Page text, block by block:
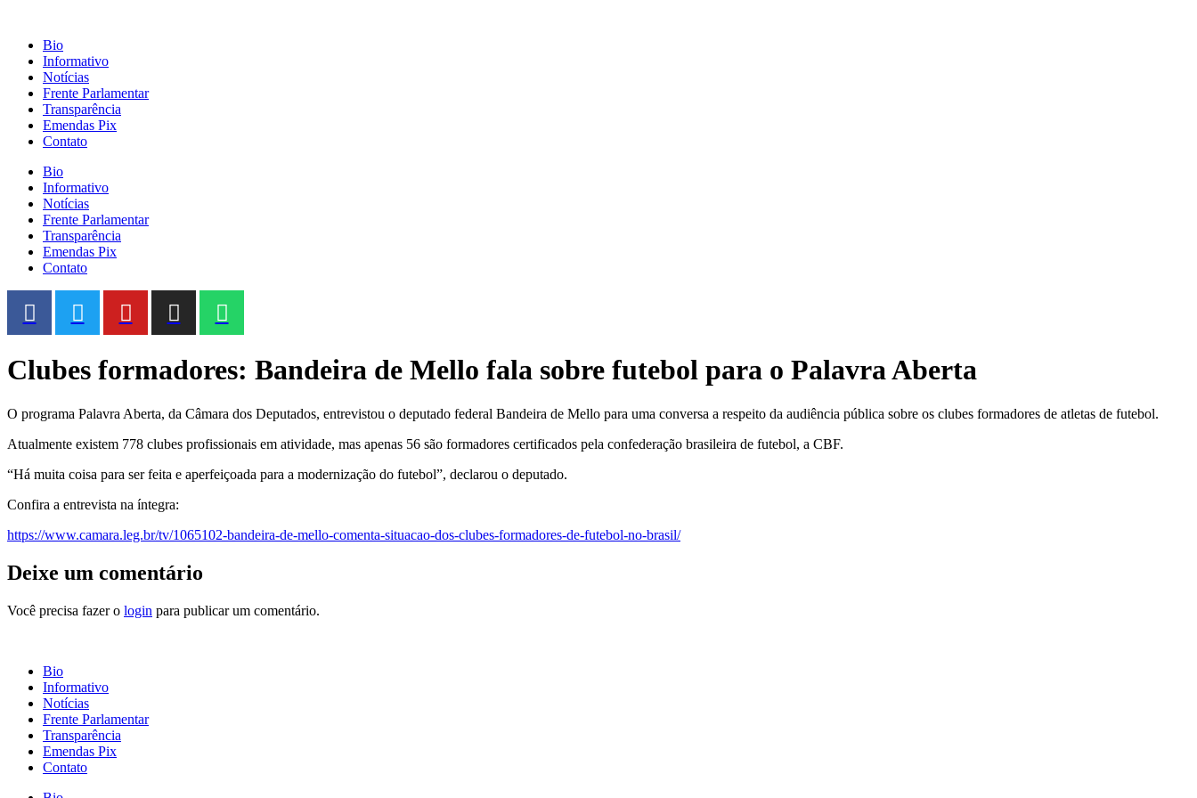
Bio
Informativo
Notícias
Frente Parlamentar
Transparência
Emendas Pix
Contato
Bio
Informativo
Notícias
Frente Parlamentar
Transparência
Emendas Pix
Contato
Clubes formadores: Bandeira de Mello fala sobre futebol para o Palavra Aberta
O programa Palavra Aberta, da Câmara dos Deputados, entrevistou o deputado federal Bandeira de Mello para uma conversa a respeito da audiência pública sobre os clubes formadores de atletas de futebol.
Atualmente existem 778 clubes profissionais em atividade, mas apenas 56 são formadores certificados pela confederação brasileira de futebol, a CBF.
“Há muita coisa para ser feita e aperfeiçoada para a modernização do futebol”, declarou o deputado.
Confira a entrevista na íntegra:
https://www.camara.leg.br/tv/1065102-bandeira-de-mello-comenta-situacao-dos-clubes-formadores-de-futebol-no-brasil/
Deixe um comentário
Você precisa fazer o login para publicar um comentário.
Bio
Informativo
Notícias
Frente Parlamentar
Transparência
Emendas Pix
Contato